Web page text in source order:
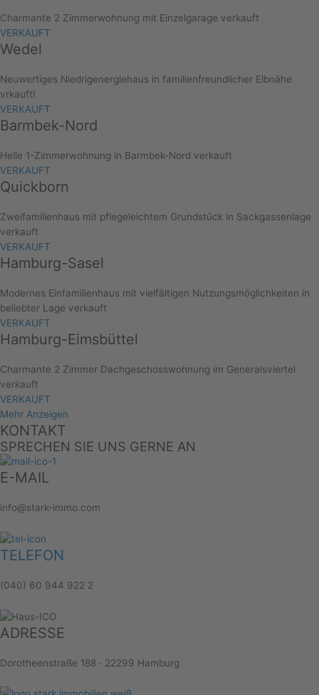
Charmante 2 Zimmerwohnung mit Einzelgarage verkauft
VERKAUFT
Wedel
Neuwertiges Niedrigenergiehaus in familienfreundlicher Elbnähe
vrkauft!
VERKAUFT
Barmbek-Nord
Helle 1-Zimmerwohnung in Barmbek-Nord verkauft
VERKAUFT
Quickborn
Zweifamilienhaus mit pflegeleichtem Grundstück in Sackgassenlage
verkauft
VERKAUFT
Hamburg-Sasel
Modernes Einfamilienhaus mit vielfältigen Nutzungsmöglichkeiten in
beliebter Lage verkauft
VERKAUFT
Hamburg-Eimsbüttel
Charmante 2 Zimmer Dachgeschosswohnung im Generalsviertel
verkauft
VERKAUFT
Mehr Anzeigen
KONTAKT
SPRECHEN SIE UNS GERNE AN
E-MAIL
info@stark-immo.com
TELEFON
(040) 60 944 922 2
ADRESSE
Dorotheenstraße 188 · 22299 Hamburg